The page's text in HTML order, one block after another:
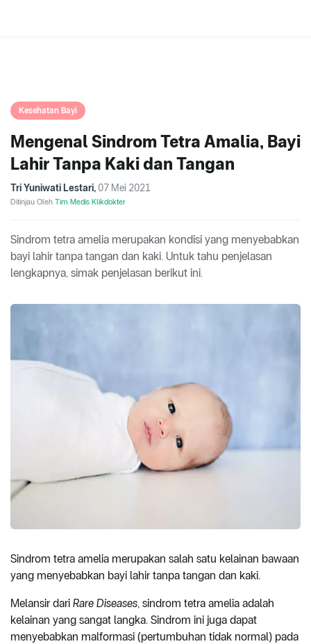
Kesehatan Bayi
Mengenal Sindrom Tetra Amalia, Bayi
Lahir Tanpa Kaki dan Tangan
Tri Yuniwati Lestari, 07 Mei 2021
Ditinjau Oleh Tim Medis Klikdokter
Sindrom tetra amelia merupakan kondisi yang menyebabkan
bayi lahir tanpa tangan dan kaki. Untuk tahu penjelasan
lengkapnya, simak penjelasan berikut ini.
Sindrom tetra amelia merupakan salah satu kelainan bawaan
yang menyebabkan bayi lahir tanpa tangan dan kaki.
Melansir dari Rare Diseases, sindrom tetra amelia adalah
kelainan yang sangat langka. Sindrom ini juga dapat
menyebabkan malformasi (pertumbuhan tidak normal) pada